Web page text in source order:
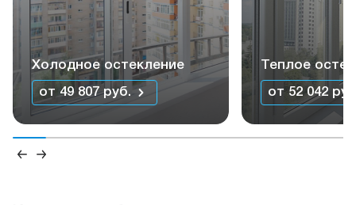
Холодное остекление
от 49 807 руб.
Теплое
от 52 042